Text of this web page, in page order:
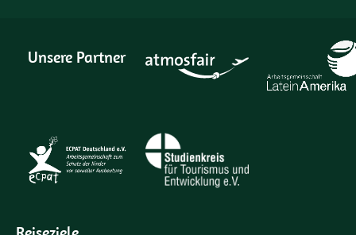
Unsere Partner